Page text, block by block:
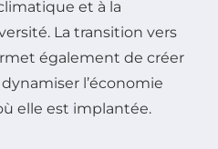
et à la
La transition vers
également de créer
l’économie
elle est implantée.